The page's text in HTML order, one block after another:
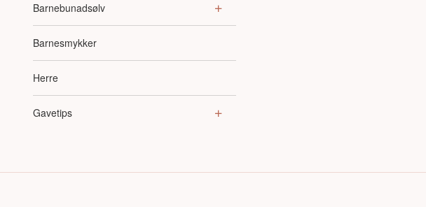
Barnebunadsølv
Barnesmykker
Herre
Gavetips